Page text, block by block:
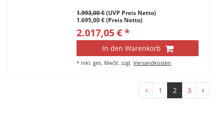
1.993,00 €(UVP Preis Netto)
1.695,00 € (Preis Netto)
2.017,05 € *
In den Warenkorb
* inkl. ges. MwSt. zzgl.Versandkosten
1 2 3